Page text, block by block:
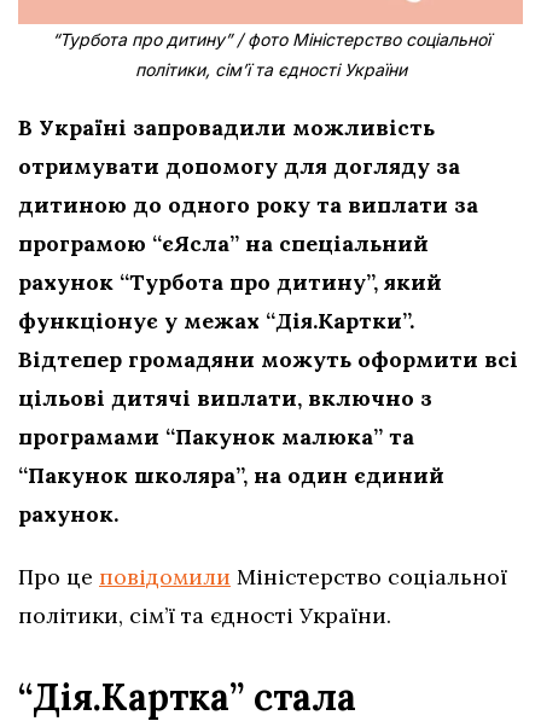
“Турбота про дитину” / фото Міністерство соціальної
політики, сім’ї та єдності України
В Україні запровадили можливість
отримувати допомогу для догляду за
дитиною до одного року та виплати за
програмою “єЯсла” на спеціальний
рахунок “Турбота про дитину”, який
функціонує у межах “Дія.Картки”.
Відтепер громадяни можуть оформити всі
цільові дитячі виплати, включно з
програмами “Пакунок малюка” та
“Пакунок школяра”, на один єдиний
рахунок.
Про це повідомили Міністерство соціальної
політики, сім’ї та єдності України.
“Дія.Картка” стала